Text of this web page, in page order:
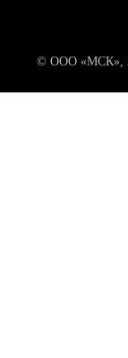
© ООО «МСК»,